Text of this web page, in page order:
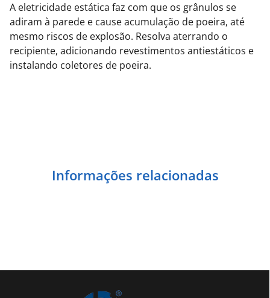
A eletricidade estática faz com que os grânulos se
adiram à parede e cause acumulação de poeira, até
mesmo riscos de explosão. Resolva aterrando o
recipiente, adicionando revestimentos antiestáticos e
instalando coletores de poeira.
Informações relacionadas